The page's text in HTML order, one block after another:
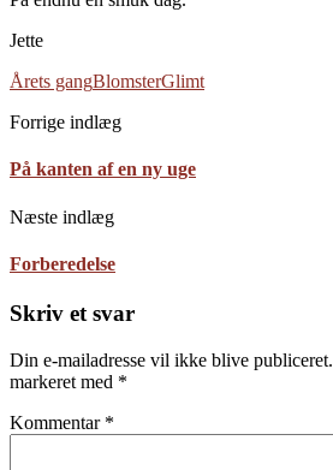
Jette
Årets gangBlomsterGlimt
Forrige indlæg
På kanten af en ny uge
Næste indlæg
Forberedelse
Skriv et svar
Din e-mailadresse vil ikke blive publiceret.
markeret med *
Kommentar *